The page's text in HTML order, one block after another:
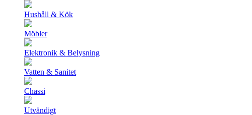
Hushåll & Kök
Möbler
Elektronik & Belysning
Vatten & Sanitet
Chassi
Utvändigt